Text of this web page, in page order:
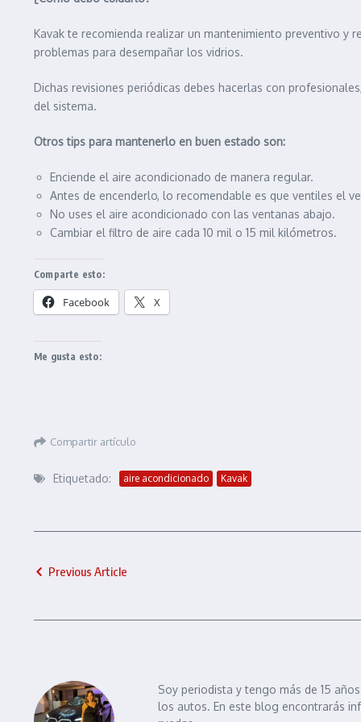
Kavak te recomienda realizar un mantenimiento preventivo
problemas para desempañar los vidrios.
Dichas revisiones periódicas debes hacerlas con
del sistema.
Otros tips para mantenerlo en buen estado son:
Enciende el aire acondicionado de manera regular.
Antes de encenderlo, lo recomendable es que ventiles el
No uses el aire acondicionado con las ventanas abajo.
Cambiar el filtro de aire cada 10 mil o 15 mil kilómetros.
Comparte esto:
Facebook X
Me gusta esto:
Compartir artículo
Etiquetado: aire acondicionado Kavak
Previous Article
Soy periodista y tengo más de 15
los autos. En este blog encontrarás